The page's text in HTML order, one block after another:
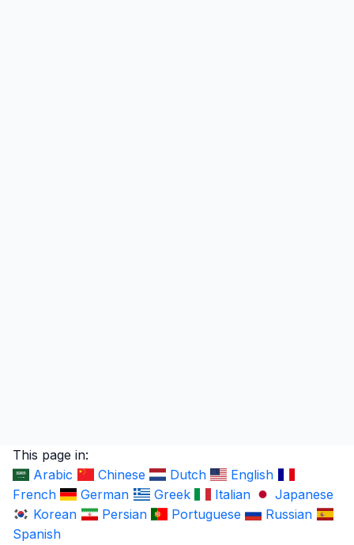
This page in:
Arabic
Chinese Dutch
English
French
German Greek Italian
Japanese
Korean
Persian Portuguese
Russian
Spanish